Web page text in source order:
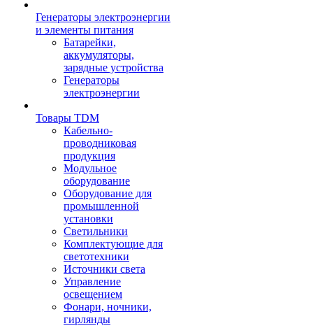
Генераторы электроэнергии
и элементы питания
Батарейки,
аккумуляторы,
зарядные устройства
Генераторы
электроэнергии
Товары TDM
Кабельно-
проводниковая
продукция
Модульное
оборудование
Оборудование для
промышленной
установки
Светильники
Комплектующие для
светотехники
Источники света
Управление
освещением
Фонари, ночники,
гирлянды